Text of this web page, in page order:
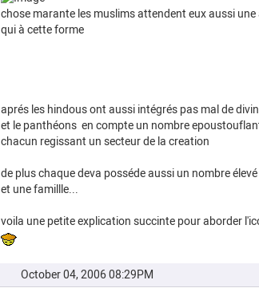
chose marante les muslims attendent eux aussi
qui à cette forme
aprés les hindous ont aussi intégrés pas mal de
et le panthéons en compte un nombre
chacun regissant un secteur de la creation
de plus chaque deva posséde aussi un nombre
et une famillle...
voila une petite explication succinte pour aborder
October 04, 2006 08:29PM